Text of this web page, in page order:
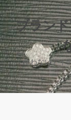
コ
ン
テ
ン
ツ
へ
ス
キ
ブラン
使わないアイ